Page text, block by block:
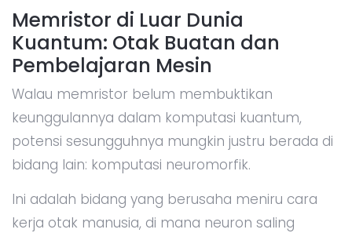
Memristor di Luar Dunia
Kuantum: Otak Buatan dan
Pembelajaran Mesin
Walau memristor belum membuktikan
keunggulannya dalam komputasi kuantum,
potensi sesungguhnya mungkin justru berada di
bidang lain: komputasi neuromorfik.
Ini adalah bidang yang berusaha meniru cara
kerja otak manusia, di mana neuron saling